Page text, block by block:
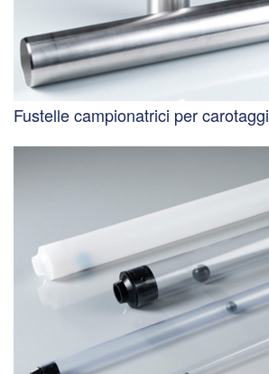
Fustelle campionatrici per carotaggi